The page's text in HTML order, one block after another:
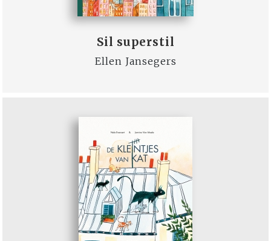
Sil superstil
Ellen Jansegers